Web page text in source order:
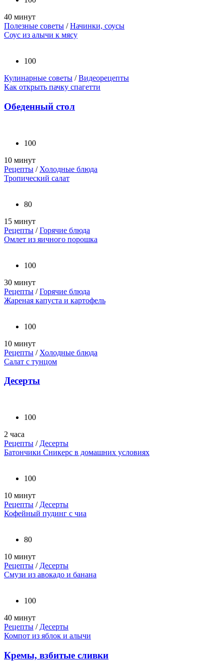
40 минут
Полезные советы /Начинки, соусы
Соус из алычи к мясу
100
Кулинарные советы /Видеорецепты
Как открыть пачку спагетти
Обеденный стол
100
10 минут
Рецепты / Холодные блюда
Тропический салат
80
15 минут
Рецепты /Горячие блюда
Омлет из яичного порошка
100
30 минут
Рецепты /Горячие блюда
Жареная капуста и картофель
100
10 минут
Рецепты / Холодные блюда
Салат с тунцом
Десерты
100
2 часа
Рецепты / Десерты
Батончики Сникерс в домашних условиях
100
10 минут
Рецепты / Десерты
Кофейный пудинг с чиа
80
10 минут
Рецепты / Десерты
Смузи из авокадо и банана
100
40 минут
Рецепты / Десерты
Компот из яблок и алычи
Кремы, взбитые сливки